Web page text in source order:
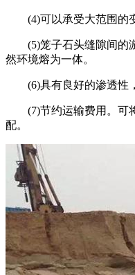
(4)可以承受大范围的
(5)笼子石头缝隙间的
然环境熔为一体。
(6)具有良好的渗透性
(7)节约运输费用。可
配。